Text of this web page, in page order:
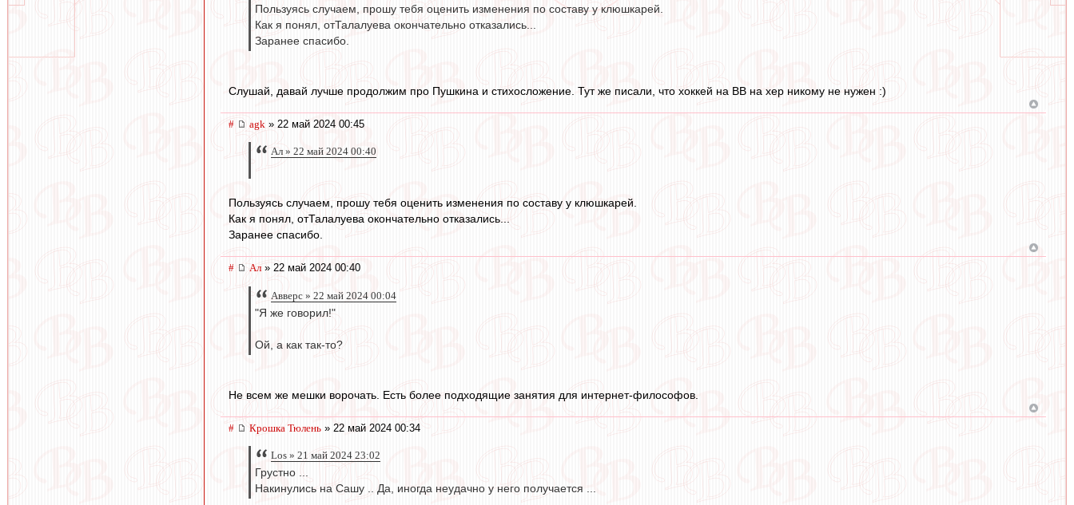
Пользуясь случаем, прошу тебя оценить изменения по составу у клюшкарей.
Как я понял, отТалалуева окончательно отказались...
Заранее спасибо.
Слушай, давай лучше продолжим про Пушкина и стихосложение. Тут же писали, что хоккей на ВВ на хер никому не нужен :)
# agk » 22 май 2024 00:45
Ал » 22 май 2024 00:40
Пользуясь случаем, прошу тебя оценить изменения по составу у клюшкарей.
Как я понял, отТалалуева окончательно отказались...
Заранее спасибо.
# Ал » 22 май 2024 00:40
Авверс » 22 май 2024 00:04
"Я же говорил!"
Ой, а как так-то?
Не всем же мешки ворочать. Есть более подходящие занятия для интернет-философов.
# Крошка Тюлень » 22 май 2024 00:34
Los » 21 май 2024 23:02
Грустно ...
Накинулись на Сашу .. Да, иногда неудачно у него получается ...